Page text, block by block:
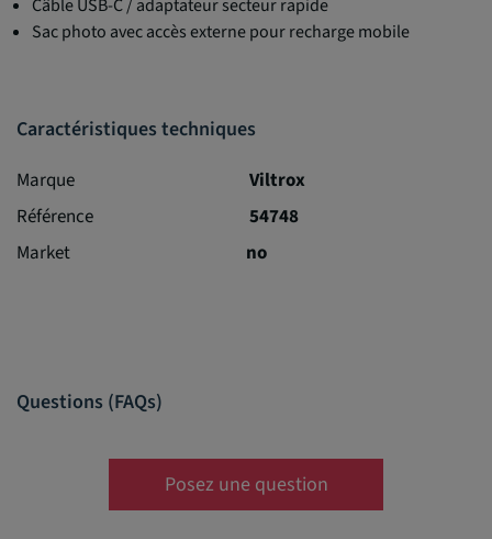
Câble USB-C / adaptateur secteur rapide
Sac photo avec accès externe pour recharge mobile
Caractéristiques techniques
Marque
Viltrox
Référence
54748
Market
no
Questions (FAQs)
Posez une question